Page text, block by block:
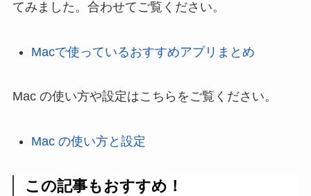
てみました。合わせてご覧ください。
Macで使っているおすすめアプリまとめ
Mac の使い方や設定はこちらをご覧ください。
Mac の使い方と設定
この記事もおすすめ！